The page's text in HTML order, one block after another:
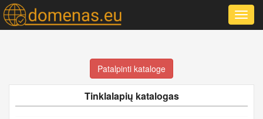
Patalpinti kataloge
Tinklalapių katalogas